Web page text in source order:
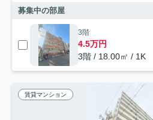
募集中の部屋
3階
4.5万円
3階 / 18.00㎡ / 1K
賃貸マンション